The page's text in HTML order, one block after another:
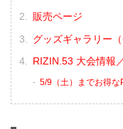
販売ページ
グッズギャラリー（
RIZIN.53 大会情報
5/9（土）までお得な